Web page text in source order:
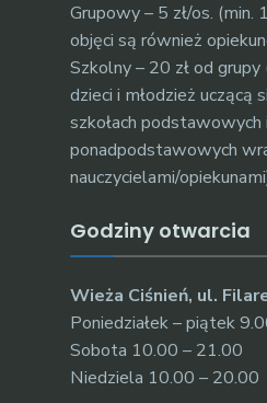
Grupowy – 5 zł/os. (min.
objęci są również
Szkolny – 20 zł od
dzieci i młodzież uczącą
szkołach podstawowych i
ponadpodstawowych
nauczycielami/
Godziny otwarcia
Wieża Ciśnień, ul.
Poniedziałek – piątek
Sobota 10.00 – 21.00
Niedziela 10.00 – 20.00